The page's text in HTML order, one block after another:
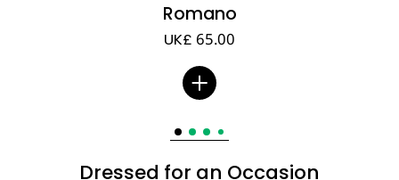
Romano
UK£ 65.00
Dressed for an Occasion